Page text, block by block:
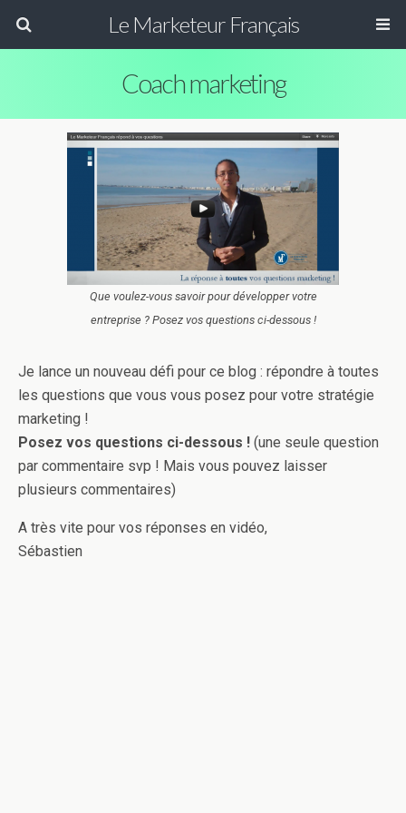
Le Marketeur Français
Coach marketing
Que voulez-vous savoir pour développer votre
entreprise ? Posez vos questions ci-dessous !
Je lance un nouveau défi pour ce blog : répondre à toutes
les questions que vous vous posez pour votre stratégie
marketing !
Posez vos questions ci-dessous ! (une seule question
par commentaire svp ! Mais vous pouvez laisser
plusieurs commentaires)
A très vite pour vos réponses en vidéo,
Sébastien